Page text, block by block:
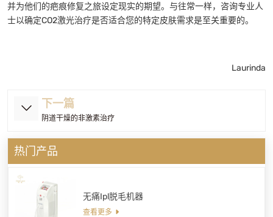
并为他们的疤痕修复之旅设定现实的期望。与往常一样，咨询专业人
士以确定CO2激光治疗是否适合您的特定皮肤需求是至关重要的。
Laurinda
下一篇
阴道干燥的非激素治疗
热门产品
无痛Ipl脱毛机器
查看更多